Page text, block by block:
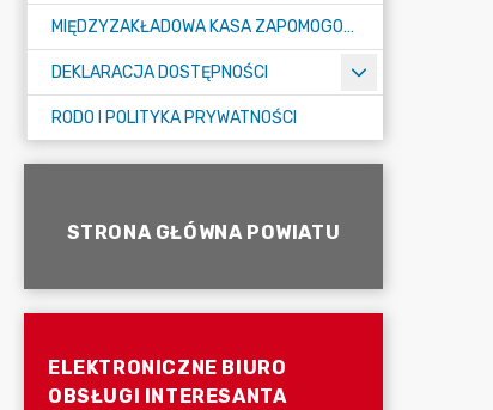
MIĘDZYZAKŁADOWA KASA ZAPOMOGOWO-POŻYCZKOWA
DEKLARACJA DOSTĘPNOŚCI
RODO I POLITYKA PRYWATNOŚCI
STRONA GŁÓWNA POWIATU
ELEKTRONICZNE BIURO
OBSŁUGI INTERESANTA